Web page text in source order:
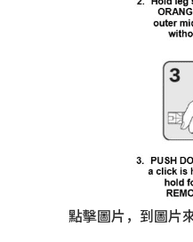
點擊圖片，到圖片